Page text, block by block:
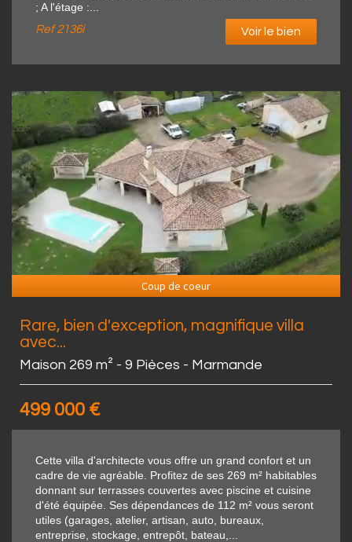
; A l'étage :...
Ref2136i Voir le bien
Coup de coeur
Rare, bien d'exception, magnifique villa
avec...
Maison 269 m² - 9 Pièces - Marmande
499 000 €
Cette villa d'architecte vous offre un grand confort et un
cadre de vie agréable. Profitez de ses 269 m² habitables
donnant sur terrasses couvertes avec piscine et cuisine
d'été équipée. Ses dépendances de 112 m² vous seront
utiles (garages, atelier, artisan, auto, bureaux,
entreprise, stockage, entrepôt, bateau,...